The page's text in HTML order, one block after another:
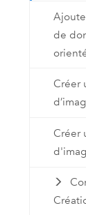
de
Créer
Créer